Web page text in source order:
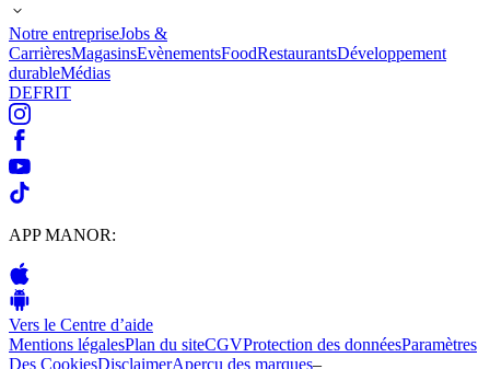
Notre entrepriseJobs &
CarrièresMagasinsEvènementsFoodRestaurantsDéveloppement
durableMédias
DEFRIT
APP MANOR:
Vers le Centre d’aide
Mentions légalesPlan du siteCGVProtection des donnéesParamètres
Des CookiesDisclaimerAperçu des marques–